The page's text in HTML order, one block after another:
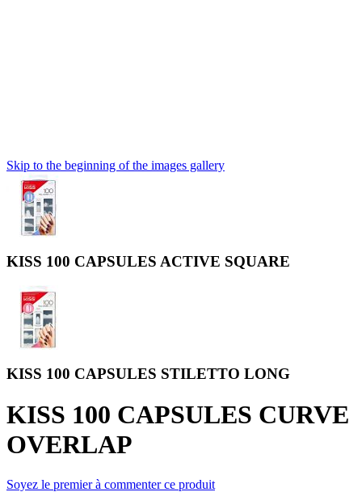
Skip to the beginning of the images gallery
KISS 100 CAPSULES ACTIVE SQUARE
KISS 100 CAPSULES STILETTO LONG
KISS 100 CAPSULES CURVE
OVERLAP
Soyez le premier à commenter ce produit